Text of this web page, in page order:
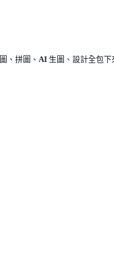
、拼圖、AI 生圖、設計全包